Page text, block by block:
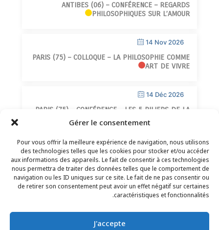
Gérer le consentement
Pour vous offrir la meilleure expérience de navigation, nous utilisons
des technologies telles que les cookies pour stocker et/ou accéder
aux informations des appareils. Le fait de consentir à ces technologies
nous permettra de traiter des données telles que le comportement de
navigation ou les ID uniques sur ce site. Le fait de ne pas consentir ou
de retirer son consentement peut avoir un effet négatif sur certaines
caractéristiques et fonctionnalités.
J'accepte
ANTIBES (06) – CONFÉRENCE – REGARDS
PHILOSOPHIQUES SUR L’AMOUR
14 Nov 2026
PARIS (75) – COLLOQUE – LA PHILOSOPHIE COMME
ART DE VIVRE
14 Déc 2026
PARIS (75) – CONFÉRENCE – LES 5 PILIERS DE LA
MENTIONS LÉGALES–PAGE DES